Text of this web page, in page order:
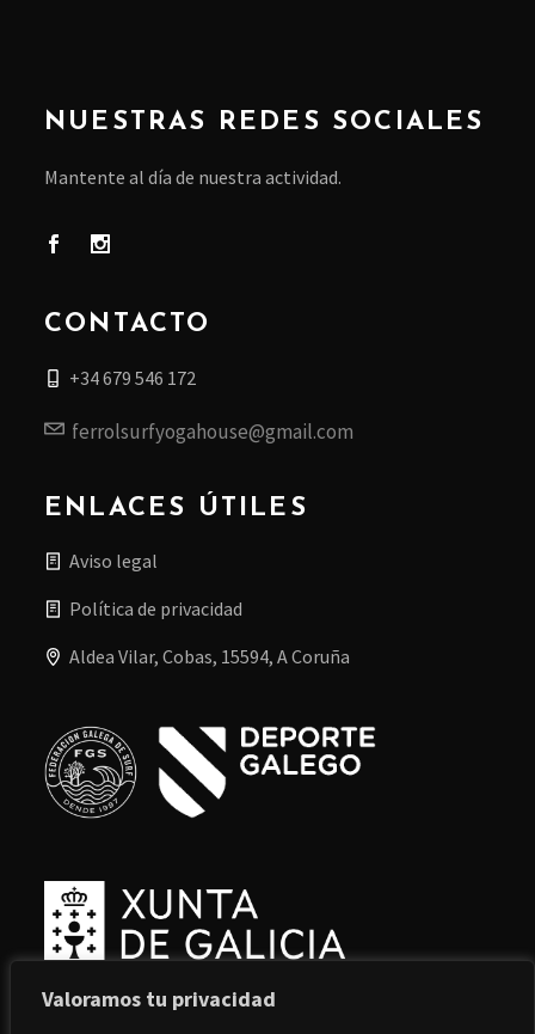
Valoramos tu privacidad
NUESTRAS REDES SOCIALES
Mantente al día de nuestra actividad.
CONTACTO
+34 679 546 172
ferrolsurfyogahouse@gmail.com
ENLACES ÚTILES
Aviso legal
Política de privacidad
Aldea Vilar, Cobas, 15594, A Coruña